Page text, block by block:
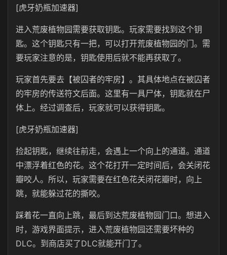
[虎牙奶瓶加速器]
进入荒废植物园需要获取钥匙。玩家需要找到这个钥
匙。这个钥匙只有一把，可以打开荒废植物园的门。需
要玩家注意的是，钥匙使用后就不能再获取了。
玩家首先要去【被囚者的牢房】。其具体地点在被囚者
的牢房的传送符文后面。这里有一具尸体，钥匙就在尸
体上。经过调查后，玩家就可以获得钥匙。
[虎牙奶瓶加速器]
捡起钥匙，继续往前走，会遇上一个向上的通道。通道
中漂浮着红色的花。这个花打开一定时间后，会关闭花
瓣咬人。所以，玩家需要在红色花关闭花瓣时，向上
跳，就能躲过花的撕咬。
踩着花一直向上跳，最后到达荒废植物园门口。想进入
时，游戏界面提示，进入荒废植物园还需要坏种的
DLC。到商店买了DLC就能开门了。